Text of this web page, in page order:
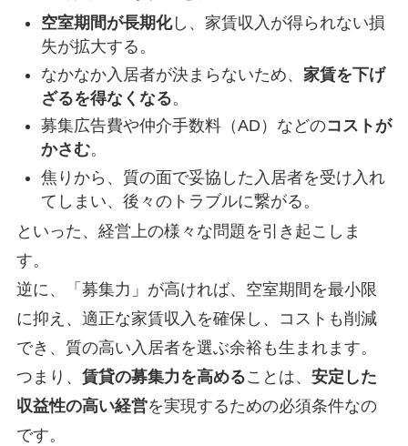
空室期間が長期化し、家賃収入が得られない損
失が拡大する。
なかなか入居者が決まらないため、 家賃を下げ
ざるを得なくなる。
募集広告費や仲介手数料（AD）などのコストが
かさむ。
焦りから、質の面で妥協した入居者を受け入れ
てしまい、後々のトラブルに繋がる。
といった、経営上の様々な問題を引き起こしま
す。
逆に、「募集力」が高ければ、空室期間を最小限
に抑え、適正な家賃収入を確保し、コストも削減
でき、質の高い入居者を選ぶ余裕も生まれます。
つまり、 賃貸の募集力を高めることは、 安定した
収益性の高い経営を実現するための必須条件なの
です。